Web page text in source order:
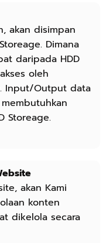
akan disimpan
Dimana
daripada HDD
oleh
Input/Output data
Storeage.
akan Kami
konten
dikelola secara